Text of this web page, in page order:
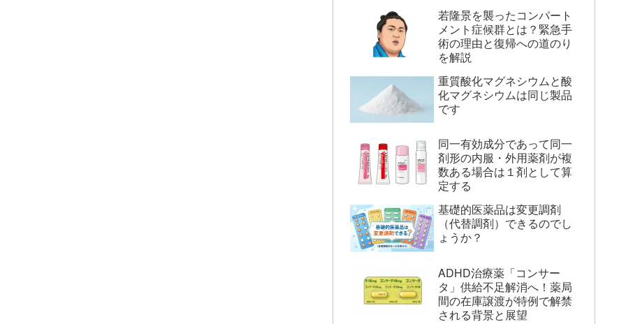
若隆景を襲ったコンパート
メント症候群とは？緊急手
術の理由と復帰への道のり
を解説
重質酸化マグネシウムと酸
化マグネシウムは同じ製品
です
同一有効成分であって同一
剤形の内服・外用薬剤が複
数ある場合は１剤として算
定する
基礎的医薬品は変更調剤
（代替調剤）できるのでし
ょうか？
ADHD治療薬「コンサー
タ」供給不足解消へ！薬局
間の在庫譲渡が特例で解禁
される背景と展望